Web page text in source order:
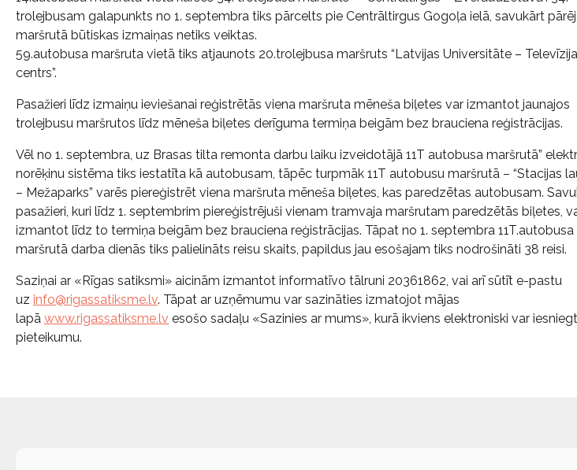
trolejbusam galapunkts no 1. septembra tiks pārcelts pie Centrāltirgus Gogoļa ielā, savukārt
maršrutā būtiskas izmaiņas netiks veiktas.
59.autobusa maršruta vietā tiks atjaunots 20.trolejbusa maršruts “Latvijas Universitāte –
centrs”.
Pasažieri līdz izmaiņu ieviešanai reģistrētās viena maršruta mēneša biļetes var izmantot jaunajos
trolejbusu maršrutos līdz mēneša biļetes derīguma termiņa beigām bez brauciena reģistrācijas.
Vēl no 1. septembra, uz Brasas tilta remonta darbu laiku izveidotājā 11T autobusa maršrutā”
norēķinu sistēma tiks iestatīta kā autobusam, tāpēc turpmāk 11T autobusu maršrutā – “Stacijas
– Mežaparks” varēs piereģistrēt viena maršruta mēneša biļetes, kas paredzētas autobusam.
pasažieri, kuri līdz 1. septembrim piereģistrējuši vienam tramvaja maršrutam paredzētās biļetes,
izmantot līdz to termiņa beigām bez brauciena reģistrācijas. Tāpat no 1. septembra 11T.autobusa
maršrutā darba dienās tiks palielināts reisu skaits, papildus jau esošajam tiks nodrošināti 38 reisi.
Saziņai ar «Rīgas satiksmi» aicinām izmantot informatīvo tālruni 20361862, vai arī sūtīt e-pastu
uz info@rigassatiksme.lv. Tāpat ar uzņēmumu var sazināties izmatojot mājas
lapā www.rigassatiksme.lv esošo sadaļu «Sazinies ar mums», kurā ikviens elektroniski var
pieteikumu.